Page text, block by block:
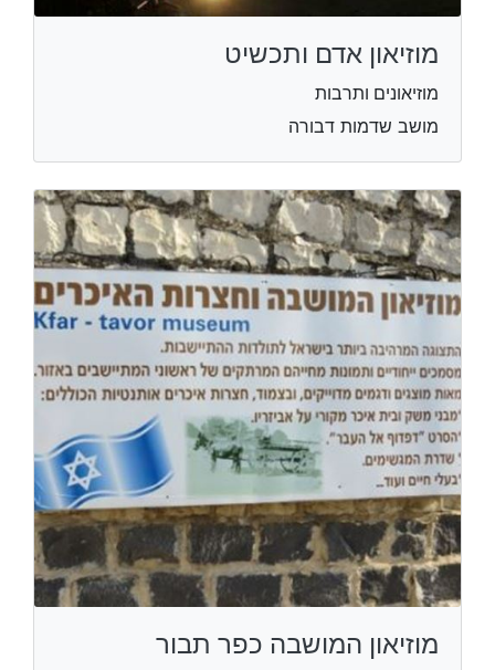
מוזיאון אדם ותכשיט
מוזיאונים ותרבות
מושב שדמות דבורה
מוזיאון המושבה כפר תבור